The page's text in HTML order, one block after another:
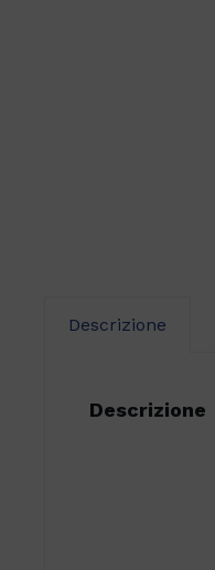
Descrizione
Descrizione